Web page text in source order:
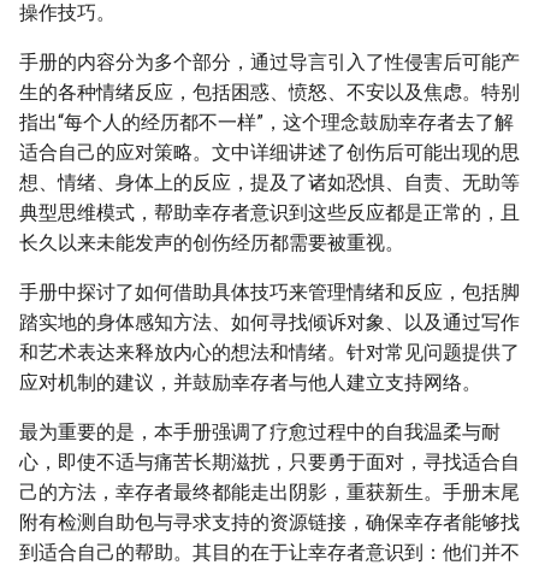
操作技巧。
手册的内容分为多个部分，通过导言引入了性侵害后可能产
生的各种情绪反应，包括困惑、愤怒、不安以及焦虑。特别
指出“每个人的经历都不一样”，这个理念鼓励幸存者去了解
适合自己的应对策略。文中详细讲述了创伤后可能出现的思
想、情绪、身体上的反应，提及了诸如恐惧、自责、无助等
典型思维模式，帮助幸存者意识到这些反应都是正常的，且
长久以来未能发声的创伤经历都需要被重视。
手册中探讨了如何借助具体技巧来管理情绪和反应，包括脚
踏实地的身体感知方法、如何寻找倾诉对象、以及通过写作
和艺术表达来释放内心的想法和情绪。针对常见问题提供了
应对机制的建议，并鼓励幸存者与他人建立支持网络。
最为重要的是，本手册强调了疗愈过程中的自我温柔与耐
心，即使不适与痛苦长期滋扰，只要勇于面对，寻找适合自
己的方法，幸存者最终都能走出阴影，重获新生。手册末尾
附有检测自助包与寻求支持的资源链接，确保幸存者能够找
到适合自己的帮助。其目的在于让幸存者意识到：他们并不